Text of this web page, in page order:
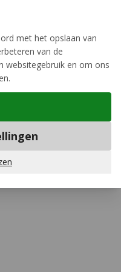
met het opslaan van
van de
websitegebruik en om ons
plezier
Biking
in JSON at